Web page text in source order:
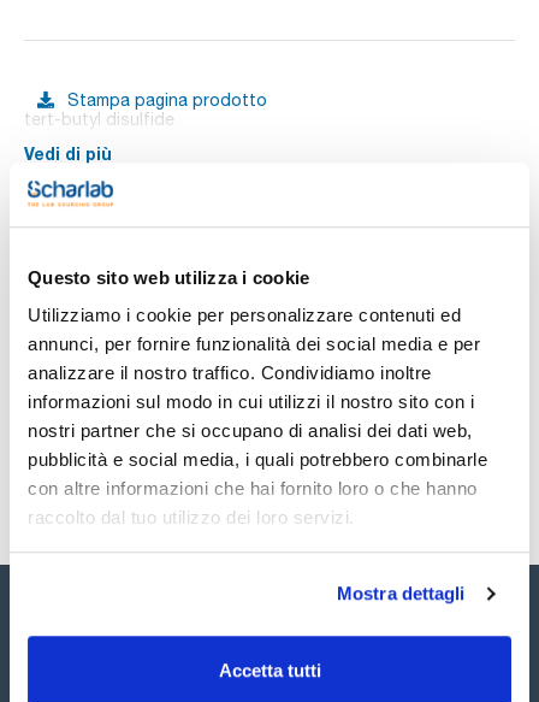
Questo sito web utilizza i cookie
Utilizziamo i cookie per personalizzare contenuti ed
annunci, per fornire funzionalità dei social media e per
analizzare il nostro traffico. Condividiamo inoltre
informazioni sul modo in cui utilizzi il nostro sito con i
nostri partner che si occupano di analisi dei dati web,
pubblicità e social media, i quali potrebbero combinarle
con altre informazioni che hai fornito loro o che hanno
raccolto dal tuo utilizzo dei loro servizi.
Mostra dettagli
Accetta tutti
Stampa pagina prodotto
tert-butyl disulfide
Vedi di più
Documentazione tecnica
TDS / Scheda tecnica
Registrati per i download
COA
Registrati per i download
SDS / Scheda di
Sicurezza
Registrati per i download